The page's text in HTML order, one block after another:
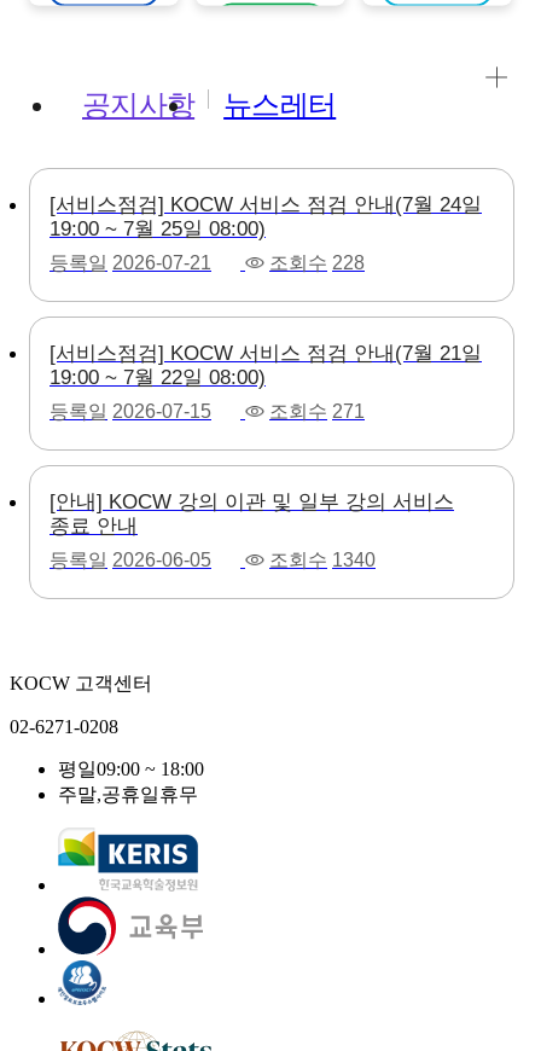
공지사항 뉴스레터
[서비스점검] KOCW 서비스 점검 안내(7월 24일
19:00 ~ 7월 25일 08:00)
등록일 2026-07-21 조회수 228
[서비스점검] KOCW 서비스 점검 안내(7월 21일
19:00 ~ 7월 22일 08:00)
등록일 2026-07-15 조회수 271
[안내] KOCW 강의 이관 및 일부 강의 서비스
종료 안내
등록일 2026-06-05 조회수 1340
KOCW 고객센터
02-6271-0208
평일09:00 ~ 18:00
주말,공휴일휴무